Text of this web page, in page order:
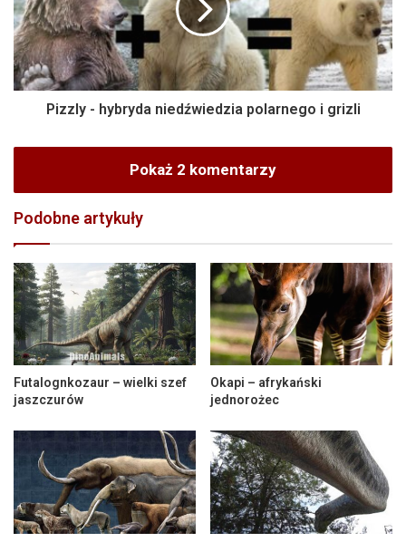
Pizzly - hybryda niedźwiedzia polarnego i grizli
Pokaż 2 komentarzy
Podobne artykuły
Futalognkozaur – wielki szef
jaszczurów
Okapi – afrykański
jednorożec